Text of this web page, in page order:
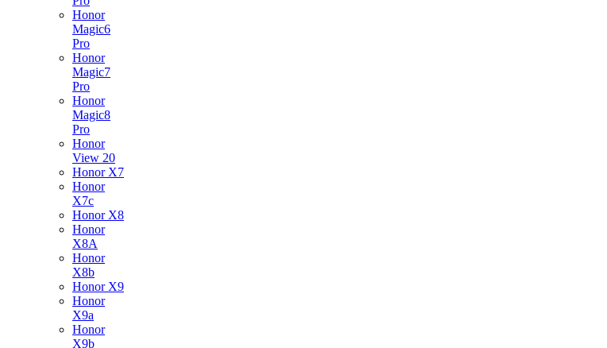
Honor
Magic6
Pro
Honor
Magic7
Pro
Honor
Magic8
Pro
Honor
View 20
Honor X7
Honor
X7c
Honor X8
Honor
X8A
Honor
X8b
Honor X9
Honor
X9a
Honor
X9b